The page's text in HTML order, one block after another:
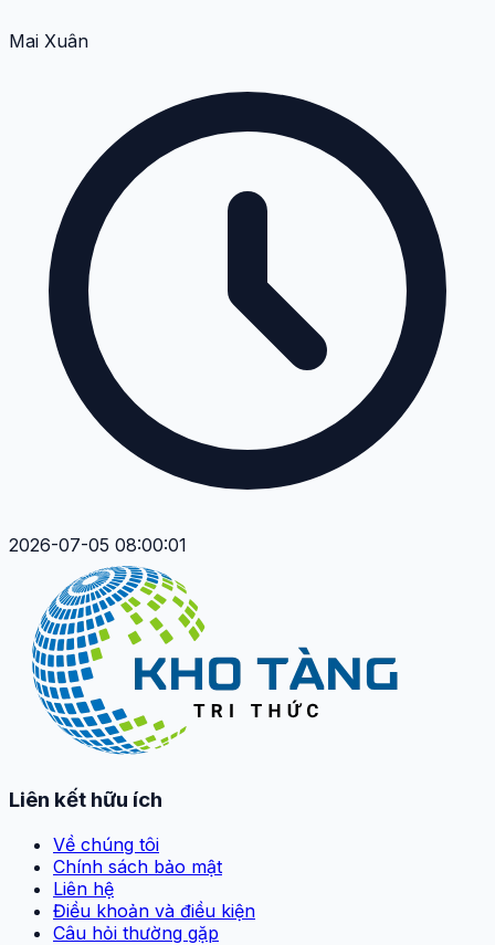
Mai Xuân
2026-07-05 08:00:01
Liên kết hữu ích
Về chúng tôi
Chính sách bảo mật
Liên hệ
Điều khoản và điều kiện
Câu hỏi thường gặp